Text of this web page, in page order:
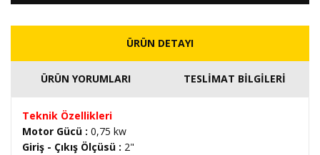
ÜRÜN DETAYI
ÜRÜN YORUMLARI TESLİMAT BİLGİLERİ
Teknik Özellikleri
Motor Gücü : 0,75 kw
Giriş - Çıkış Ölçüsü : 2"